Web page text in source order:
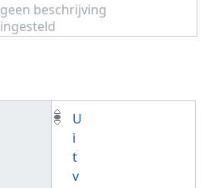
geen beschrijving
ingesteld
U
i
t
v